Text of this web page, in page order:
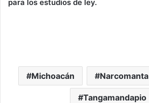
para los estudios de ley.
Michoacán Narcomanta
Tangamandapio